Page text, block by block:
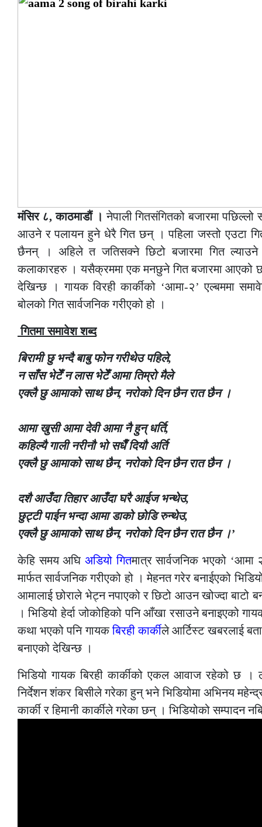
मंसिर ८, काठमाडौं ।नेपाली गितसंगितको बजारमा
आउने र पलायन हुने धेरै गित छन् । पहिला जस्तो एउटा गित
छैनन् । अहिले त जतिसक्ने छिटो बजारमा गित
कलाकारहरु । यसैक्रममा एक मनछुने गित बजारमा आएको
देखिन्छ । गायक विरही कार्कीको ‘आमा-२’ एल्बममा
बोलको गित सार्वजनिक गरीएको हो ।
गितमा समावेश शब्द
बिरामी छु भन्दै बाबु फोन गरीथेउ पहिले,
न साँस भेटेँ न लास भेटेँ आमा तिम्रो मैले
एक्लै छु आमाको साथ छैन, नरोको दिन छैन रात छैन ।
आमा खुसी आमा देवी आमा नै हुन् धर्ति,
कहिल्यै गाली नरीनौ भो सधैँ दियौ अर्ति
एक्लै छु आमाको साथ छैन, नरोको दिन छैन रात छैन ।
दशै आउँदा तिहार आउँदा घरै आईज भन्थेउ,
छुट्टी पाईन भन्दा आमा डाको छोडि रुन्थेउ,
एक्लै छु आमाको साथ छैन, नरोको दिन छैन रात छैन ।’
केहि समय अघि अडियो गितमात्र सार्वजनिक भएको ‘आमा
मार्फत सार्वजनिक गरीएको हो । मेहनत गरेर बनाईएको
आमालाई छोराले भेट्न नपाएको र छिटो आउन खोज्दा बाटो
। भिडियो हेर्दा जोकोहिको पनि आँखा रसाउने बनाइएको
कथा भएको पनि गायकबिरही कार्कीले आर्टिस्ट खबरलाई
बनाएको देखिन्छ ।
भिडियो गायक बिरही कार्कीको एकल आवाज रहेको छ ।
निर्देशन शंकर बिसीले गरेका हुन् भने भिडियोमा अभिनय
कार्की र हिमानी कार्कीले गरेका छन् । भिडियोको सम्पादन